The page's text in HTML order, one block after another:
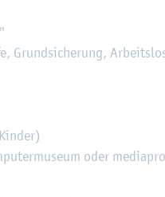
Grund­si­che­rung,
oder